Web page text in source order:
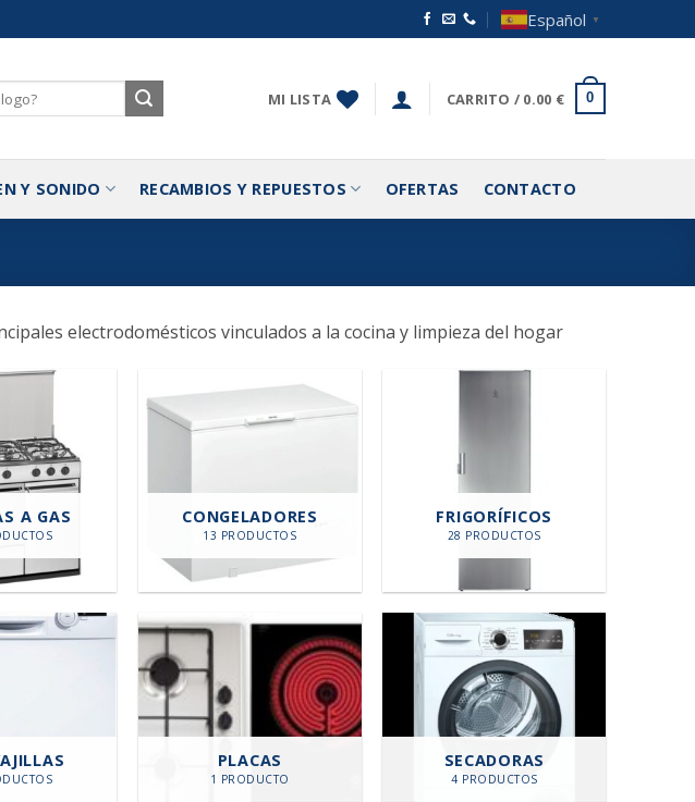
Español ▼
MI LISTA CARRITO / 0.00 € 0
Y SONIDO RECAMBIOS Y REPUESTOS OFERTAS CONTACTO
electrodomésticos vinculados a la cocina y limpieza del hogar
A GAS CONGELADORES
13 PRODUCTOS
FRIGORÍFICOS
28 PRODUCTOS
PLACAS
1 PRODUCTO
SECADORAS
4 PRODUCTOS